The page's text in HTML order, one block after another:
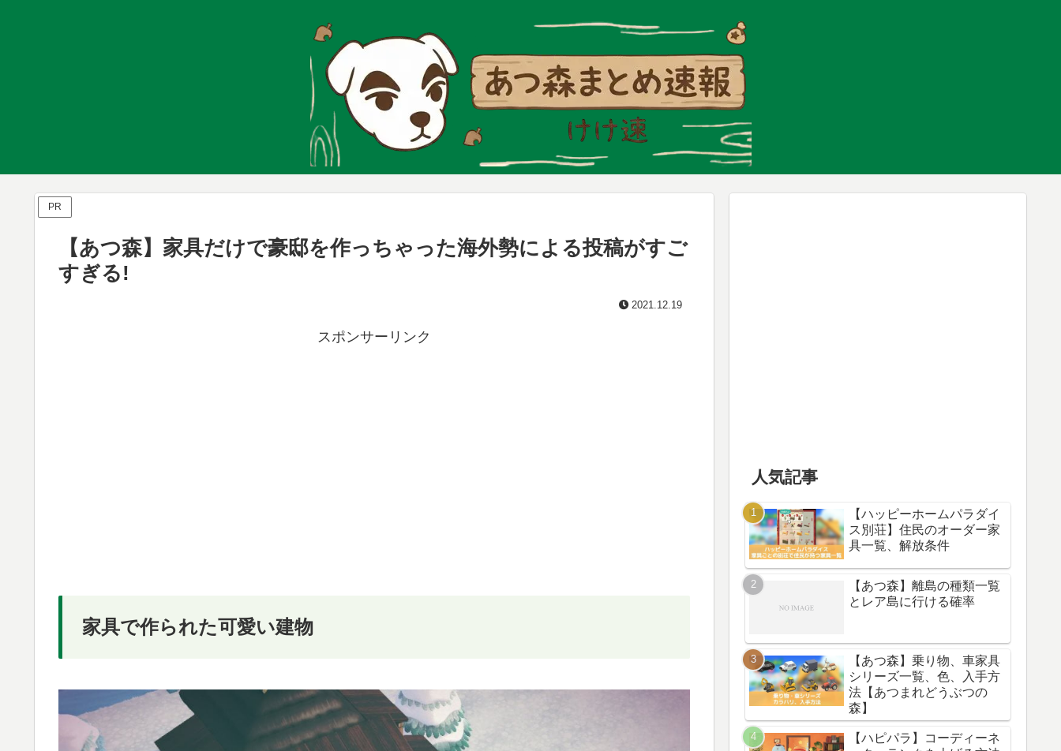
PR
【あつ森】家具だけで豪邸を作っちゃった海外勢による投稿がすご
すぎる!
2021.12.19
スポンサーリンク
家具で作られた可愛い建物
人気記事
【ハッピーホームパラダイ
ス別荘】住民のオーダー家
具一覧、解放条件
【あつ森】離島の種類一覧
とレア島に行ける確率
【あつ森】乗り物、車家具
シリーズ一覧、色、入手方
法【あつまれどうぶつの
森】
【ハピパラ】コーディーネ